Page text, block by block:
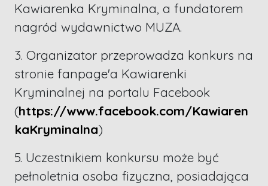
Kawiarenka Kryminalna, a fundatorem
nagród wydawnictwo MUZA.
3. Organizator przeprowadza konkurs na
stronie fanpage'a Kawiarenki
Kryminalnej na portalu Facebook
(https://www.facebook.com/Kawiaren
kaKryminalna)
5. Uczestnikiem konkursu może być
pełnoletnia osoba fizyczna, posiadająca